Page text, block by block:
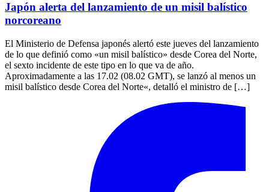
Japón alerta del lanzamiento de un misil balístico
norcoreano
El Ministerio de Defensa japonés alertó este jueves del lanzamiento
de lo que definió como «un misil balístico» desde Corea del Norte,
el sexto incidente de este tipo en lo que va de año.
Aproximadamente a las 17.02 (08.02 GMT), se lanzó al menos un
misil balístico desde Corea del Norte«, detalló el ministro de […]